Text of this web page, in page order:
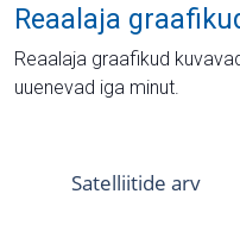
Reaalaja
Reaalaja graafikud
uuenevad iga minut.